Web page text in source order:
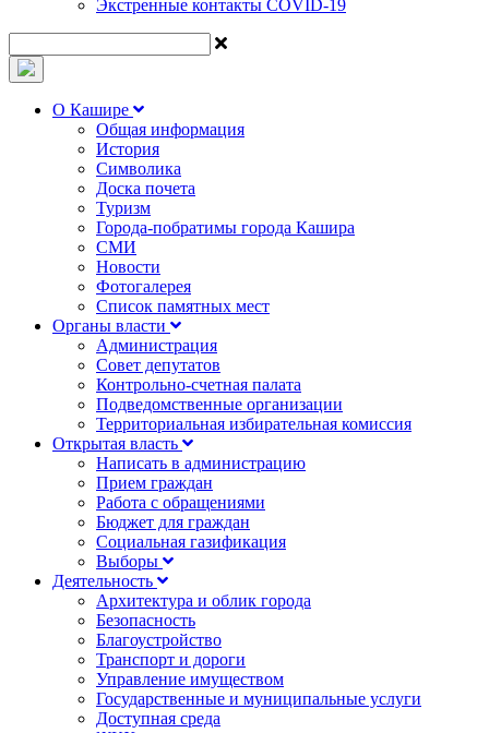
Экстренные контакты COVID-19
О Кашире
Общая информация
История
Символика
Доска почета
Туризм
Города-побратимы города Кашира
СМИ
Новости
Фотогалерея
Список памятных мест
Органы власти
Администрация
Совет депутатов
Контрольно-счетная палата
Подведомственные организации
Территориальная избирательная комиссия
Открытая власть
Написать в администрацию
Прием граждан
Работа с обращениями
Бюджет для граждан
Социальная газификация
Выборы
Деятельность
Архитектура и облик города
Безопасность
Благоустройство
Транспорт и дороги
Управление имуществом
Государственные и муниципальные услуги
Доступная среда